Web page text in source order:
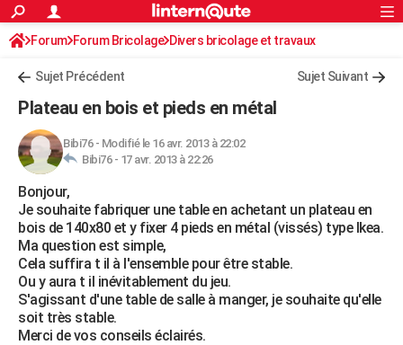
ACTUALITÉS
Politique
Société
Faits Divers
Education
Monde
Villes
+
FINANCE
Retraite
Impôts
Epargne
Immobilier
Risques naturels par ville
Banque
Assurance
Crédit
AUTO
Essais
Réserver un essai
Citadines
Berlines
SUV
Forum auto
+HIGH-TECH
Mobiles
Meilleur smartphone
Internet
Ordinateurs
Jeux vidéo
Guide high-tech
+BRICOLAGE
Forum
Aménagement intérieur
Extérieur
Cuisine
Salle de bains
Jardinage
Rangement
WEEK-END
Guides de France
Escapades
Patrimoine
Expositions
Musées
Week-end nature
LIFESTYLE
Rechercher
S'inscrire
Connexion
Forum Forum Bricolage Divers bricolage et travaux
Sujet Précédent Sujet Suivant
Plateau en bois et pieds en métal
Bibi76- Modifié le 16 avr. 2013 à 22:02
Bibi76 - 17 avr. 2013 à 22:26
Bonjour,
Je souhaite fabriquer une table en achetant un plateau en
bois de 140x80 et y fixer 4 pieds en métal (vissés) type Ikea.
Ma question est simple,
Cela suffira t il à l'ensemble pour être stable.
Ou y aura t il inévitablement du jeu.
S'agissant d'une table de salle à manger, je souhaite qu'elle
soit très stable.
Merci de vos conseils éclairés.